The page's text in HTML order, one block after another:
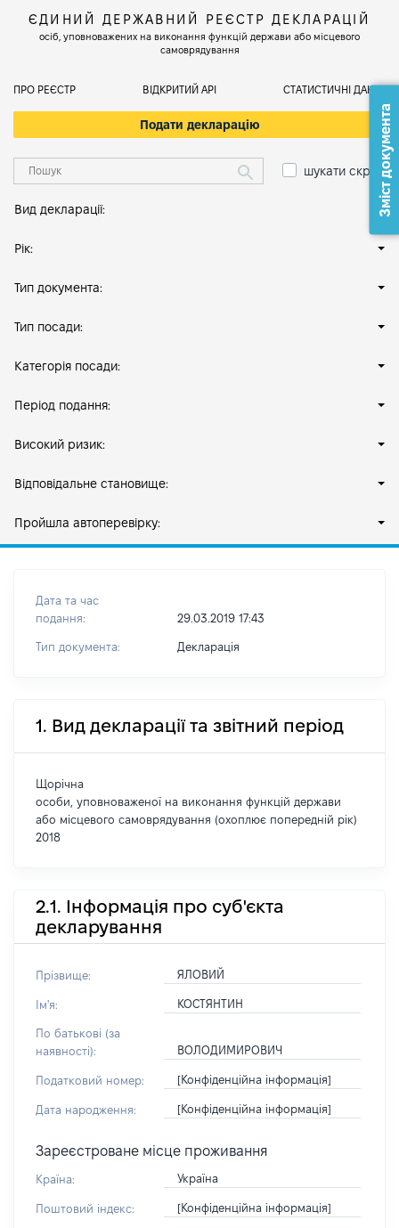
ЄДИНИЙ ДЕРЖАВНИЙ РЕЄСТР ДЕКЛАРАЦІЙ
осіб, уповноважених на виконання функцій держави або місцевого
самоврядування
ПРО РЕЄСТР ВІДКРИТИЙ АРІ СТАТИСТИЧНІ ДАНІ
Подати декларацію
шукати скрізь
Вид декларації:
Рік:
Тип документа:
Тип посади:
Категорія посади:
Період подання:
Високий ризик:
Відповідальне становище:
Пройшла автоперевірку:
Дата та час
подання:
29.03.2019 17:43
Тип документа: Декларація
1. Вид декларації та звітний період
Щорічна
особи, уповноваженої на виконання функцій держави
або місцевого самоврядування (охоплює попередній рік)
2018
2.1. Інформація про суб'єкта
декларування
Прізвище: ЯЛОВИЙ
Ім'я: КОСТЯНТИН
По батькові (за
наявності):
ВОЛОДИМИРОВИЧ
Податковий номер: [Конфіденційна інформація]
Дата народження: [Конфіденційна інформація]
Зареєстроване місце проживання
Країна: Україна
Поштовий індекс: [Конфіденційна інформація]
Зміст документа